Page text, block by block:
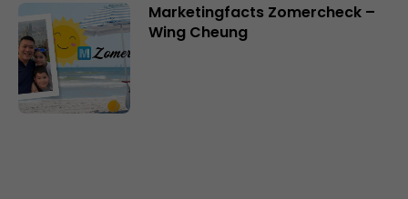
Marketingfacts Zomercheck –
Wing Cheung